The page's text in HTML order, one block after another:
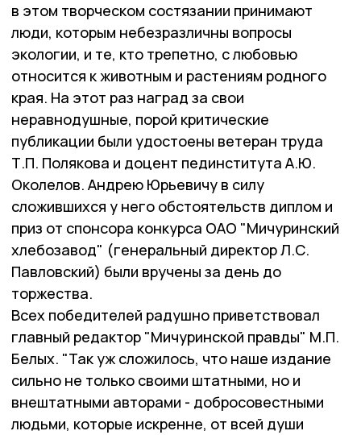
в этом творческом состязании принимают
люди, которым небезразличны вопросы
экологии, и те, кто трепетно, с любовью
относится к животным и растениям родного
края. На этот раз наград за свои
неравнодушные, порой критические
публикации были удостоены ветеран труда
Т.П. Полякова и доцент пединститута А.Ю.
Околелов. Андрею Юрьевичу в силу
сложившихся у него обстоятельств диплом и
приз от спонсора конкурса ОАО "Мичуринский
хлебозавод" (генеральный директор Л.С.
Павловский) были вручены за день до
торжества.
Всех победителей радушно приветствовал
главный редактор "Мичуринской правды" М.П.
Белых. "Так уж сложилось, что наше издание
сильно не только своими штатными, но и
внештатными авторами - добросовестными
людьми, которые искренне, от всей души